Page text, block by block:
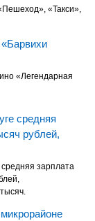
«Такси»,
«Легендарная
средняя
рублей,
зарплата